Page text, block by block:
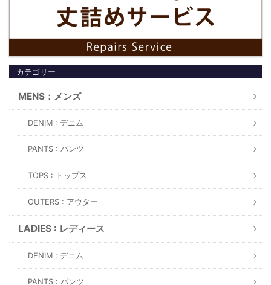
カテゴリー
MENS：メンズ
DENIM : デニム
PANTS : パンツ
TOPS : トップス
OUTERS : アウター
LADIES : レディース
DENIM : デニム
PANTS : パンツ